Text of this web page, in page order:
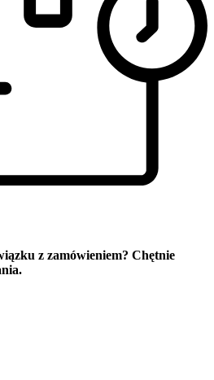
z zamówieniem? Chętnie